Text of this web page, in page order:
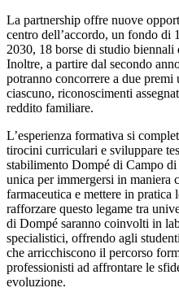
La partnership offre nuove
centro dell’accordo, un fondo di
2030, 18 borse di studio
Inoltre, a partire dal secondo
potranno concorrere a due
ciascuno, riconoscimenti
reddito familiare.
L’esperienza formativa si
tirocini curriculari e sviluppare
stabilimento Dompé di Campo
unica per immergersi in maniera
farmaceutica e mettere in pratica
rafforzare questo legame tra
di Dompé saranno coinvolti in
specialistici, offrendo agli
che arricchiscono il percorso
professionisti ad affrontare le
evoluzione.